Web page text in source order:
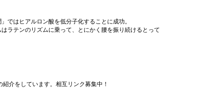
ではヒアルロン酸を低分子化することに成功。
はラテンのリズムに乗って、とにかく腰を振り続けるとって
紹介をしています。相互リンク募集中！